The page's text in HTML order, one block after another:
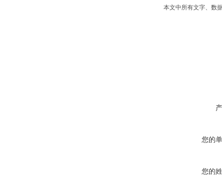
本文中所有文字、数
您的
您的